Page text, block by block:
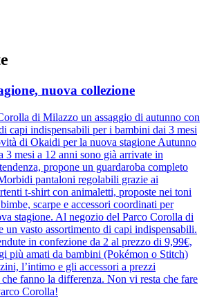
nuova collezione
di Milazzo un assaggio di autunno con
capi indispensabili per i bambini dai 3 mesi
di Okaidi per la nuova stagione Autunno
3 mesi a 12 anni sono già arrivate in
propone un guardaroba completo
pantaloni regolabili grazie ai
t-shirt con animaletti, proposte nei toni
scarpe e accessori coordinati per
stagione. Al negozio del Parco Corolla di
un vasto assortimento di capi indispensabili.
in confezione da 2 al prezzo di 9,99€,
più amati da bambini (Pokémon o Stitch)
l’intimo e gli accessori a prezzi
fanno la differenza. Non vi resta che fare
Corolla!